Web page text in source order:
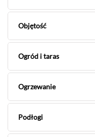
Objętość
Ogród i taras
Ogrzewanie
Podłogi